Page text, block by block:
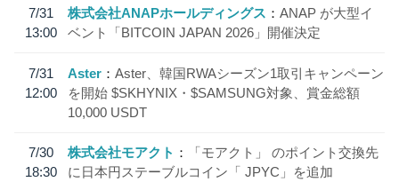
7/31
13:00
株式会社ANAPホールディングス
ANAP が大型イ
ベント「BITCOIN JAPAN 2026」開催決定
7/31
12:00
Aster
Aster、韓国RWAシーズン1取引キャンペーン
を開始 $SKHYNIX・$SAMSUNG対象、賞金総額
10,000 USDT
7/30
18:30
株式会社モアクト
「モアクト」 のポイント交換先
に日本円ステーブルコイン「 JPYC」を追加